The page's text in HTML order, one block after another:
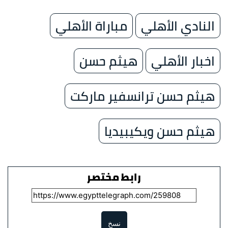
النادي الأهلي
مباراة الأهلي
اخبار الأهلي
هيثم حسن
هيثم حسن ترانسفير ماركت
هيثم حسن ويكيبيديا
رابط مختصر
نسخ